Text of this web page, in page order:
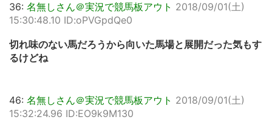
36: 名無しさん＠実況で競馬板アウト 2018/09/01(土)
15:30:48.10 ID:oPVGpdQe0
切れ味のない馬だろうから向いた馬場と展開だった気もす
るけどね
46: 名無しさん＠実況で競馬板アウト 2018/09/01(土)
15:32:24.96 ID:EO9k9M130